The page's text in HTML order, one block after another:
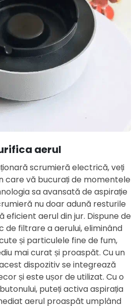
aerul
scrumieră electrică, veți
care vă bucurați de momentele
sa avansată de aspirație
nu doar adună resturile
eficient aerul din jur. Dispune de
de filtrare a aerului, eliminând
și particulele fine de fum,
mai curat și proaspăt. Cu un
dispozitiv se integrează
și este ușor de utilizat. Cu o
puteți activa aspirația
aerul proaspăt umplând